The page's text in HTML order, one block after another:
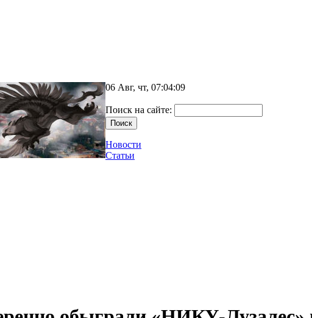
06 Авг, чт, 07:04:09
Поиск на сайте:
Новости
Статьи